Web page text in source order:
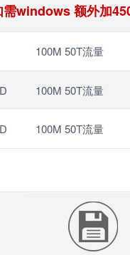
windows 额外加
100M 50T流量
100M 50T流量
100M 50T流量